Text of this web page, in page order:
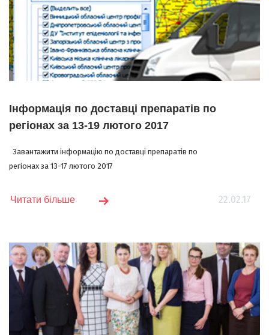
Інформація по доставці препаратів по
регіонах за 13-19 лютого 2017
Завантажити інформацію по доставці препаратів по
регіонах за 13-17 лютого 2017
22.02.17
Читати більше